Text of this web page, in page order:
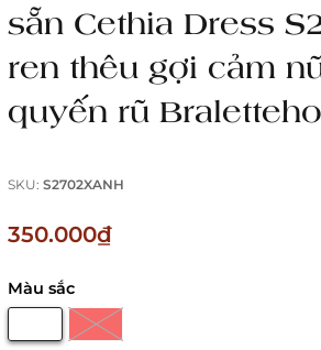
sẵn Cethia Dress
ren thêu gợi cảm
quyến rũ
SKU: S2702XANH
350.000₫
Màu sắc